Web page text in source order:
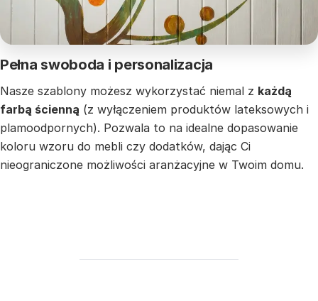
Pełna swoboda i personalizacja
Nasze szablony możesz wykorzystać niemal z każdą
farbą ścienną (z wyłączeniem produktów lateksowych i
plamoodpornych). Pozwala to na idealne dopasowanie
koloru wzoru do mebli czy dodatków, dając Ci
nieograniczone możliwości aranżacyjne w Twoim domu.